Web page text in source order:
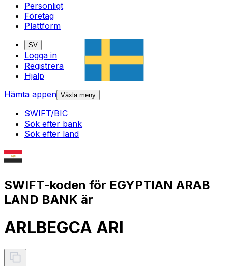
Personligt
Företag
Plattform
SV
Logga in
Registrera
Hjälp
Hämta appen Växla meny
SWIFT/BIC
Sök efter bank
Sök efter land
SWIFT-koden för EGYPTIAN ARAB
LAND BANK är
ARLBEGCA ARI